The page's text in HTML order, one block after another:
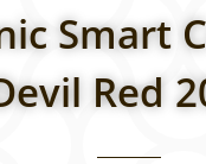
Smart
Red